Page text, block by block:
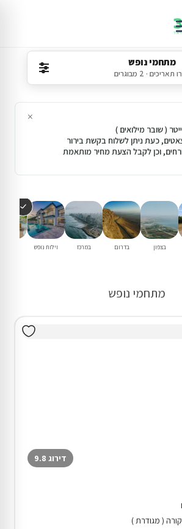
מתחמי נופש
· 2 מבוגרים
( שובר מילואים )
כעת ניתן לשלוח בקשת בירור
וכן לקבל הצעת מחיר מותאמת
×
בצפון בדרום במרכז וילות נופש
מתחמי נופש
דירוג 9.8
( מגודרת )